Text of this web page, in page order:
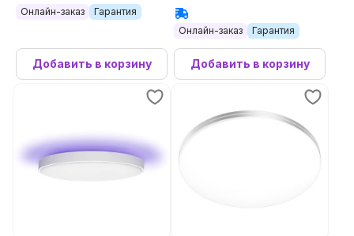
Онлайн-заказ Гарантия
Добавить в корзину
Онлайн-заказ Гарантия
Добавить в корзину